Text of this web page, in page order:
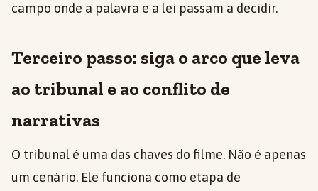
campo onde a palavra e a lei passam a decidir.
Terceiro passo: siga o arco que leva
ao tribunal e ao conflito de
narrativas
O tribunal é uma das chaves do filme. Não é apenas
um cenário. Ele funciona como etapa de